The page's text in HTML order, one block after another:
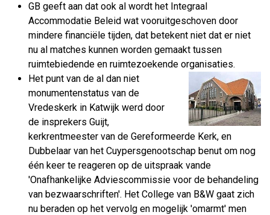
GB geeft aan dat ook al wordt het Integraal
Accommodatie Beleid wat vooruitgeschoven door
mindere financiële tijden, dat betekent niet dat er niet
nu al matches kunnen worden gemaakt tussen
ruimtebiedende en ruimtezoekende organisaties.
Het punt van de al dan niet
monumentenstatus van de
Vredeskerk in Katwijk werd door
de insprekers Guijt,
kerkrentmeester van de Gereformeerde Kerk, en
Dubbelaar van het Cuypersgenootschap benut om nog
één keer te reageren op de uitspraak vande
'Onafhankelijke Adviescommissie voor de behandeling
van bezwaarschriften'. Het College van B&W gaat zich
nu beraden op het vervolg en mogelijk 'omarmt' men